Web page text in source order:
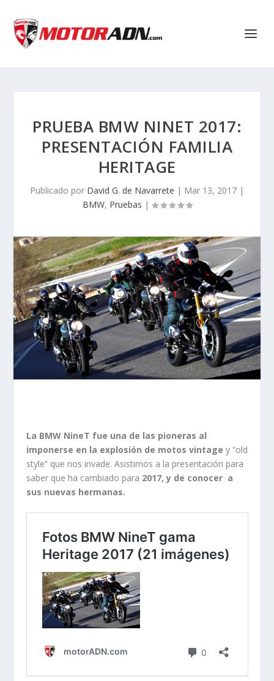
PRUEBA BMW NINET 2017:
PRESENTACIÓN FAMILIA
HERITAGE
Publicado por David G. de Navarrete | Mar 13, 2017 |
BMW, Pruebas |
La BMW NineT fue una de las pioneras al
imponerse en la explosión de motos vintage y “old
style” que nos invade. Asistimos a la presentación para
saber que ha cambiado para 2017, y de conocer a
sus nuevas hermanas.